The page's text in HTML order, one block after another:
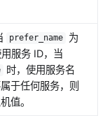
prefer_name 为
用服务 ID，当
时，使用服务名
于任何服务，则
值。